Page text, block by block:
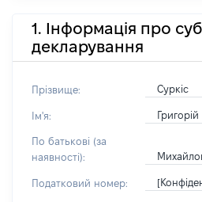
1. Інформація про
декларування
Прізвище: Суркіс
Ім'я: Григорій
По батькові (за
наявності):
Податковий номер: